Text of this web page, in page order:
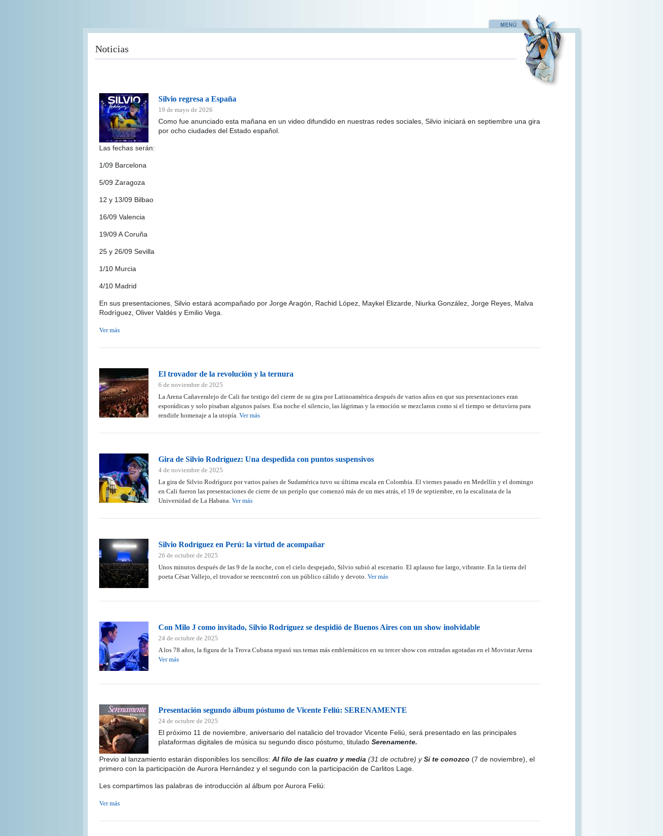
Noticias
Silvio regresa a España
19 de mayo de 2026
Como fue anunciado esta mañana en un video difundido en nuestras redes sociales, Silvio iniciará en septiembre una gira
por ocho ciudades del Estado español.
Las fechas serán:
1/09 Barcelona
5/09 Zaragoza
12 y 13/09 Bilbao
16/09 Valencia
19/09 A Coruña
25 y 26/09 Sevilla
1/10 Murcia
4/10 Madrid
En sus presentaciones, Silvio estará acompañado por Jorge Aragón, Rachid López, Maykel Elizarde, Niurka González, Jorge Reyes, Malva
Rodríguez, Oliver Valdés y Emilio Vega.
Ver más
El trovador de la revolución y la ternura
6 de noviembre de 2025
La Arena Cañaveralejo de Cali fue testigo del cierre de su gira por Latinoamérica después de varios años en que sus presentaciones eran
esporádicas y solo pisaban algunos países. Esa noche el silencio, las lágrimas y la emoción se mezclaron como si el tiempo se detuviera para
rendirle homenaje a la utopía. Ver más
Gira de Silvio Rodríguez: Una despedida con puntos suspensivos
4 de noviembre de 2025
La gira de Silvio Rodríguez por varios países de Sudamérica tuvo su última escala en Colombia. El viernes pasado en Medellín y el domingo
en Cali fueron las presentaciones de cierre de un periplo que comenzó más de un mes atrás, el 19 de septiembre, en la escalinata de la
Universidad de La Habana. Ver más
Silvio Rodríguez en Perú: la virtud de acompañar
26 de octubre de 2025
Unos minutos después de las 9 de la noche, con el cielo despejado, Silvio subió al escenario. El aplauso fue largo, vibrante. En la tierra del
poeta César Vallejo, el trovador se reencontró con un público cálido y devoto. Ver más
Con Milo J como invitado, Silvio Rodríguez se despidió de Buenos Aires con un show inolvidable
24 de octubre de 2025
A los 78 años, la figura de la Trova Cubana repasó sus temas más emblemáticos en su tercer show con entradas agotadas en el Movistar Arena
Ver más
Presentación segundo álbum póstumo de Vicente Feliú: SERENAMENTE
24 de octubre de 2025
El próximo 11 de noviembre, aniversario del natalicio del trovador Vicente Feliú, será presentado en las principales
plataformas digitales de música su segundo disco póstumo, titulado Serenamente.
Previo al lanzamiento estarán disponibles los sencillos: Al filo de las cuatro y media (31 de octubre) ySi te conozco (7 de noviembre), el
primero con la participación de Aurora Hernández y el segundo con la participación de Carlitos Lage.
Les compartimos las palabras de introducción al álbum por Aurora Feliú:
Ver más